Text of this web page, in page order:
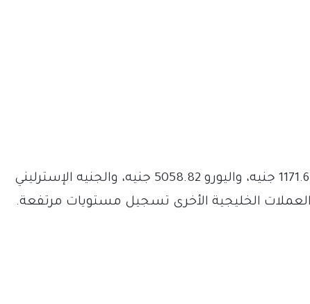
كما بلغ سعر الدرهم الإماراتي 1171.66 جنيه، واليورو 5058.82 جنيه، والجنيه الإسترليني